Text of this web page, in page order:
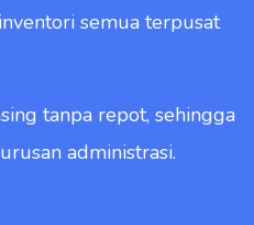
semua terpusat
tanpa repot, sehingga
administrasi.